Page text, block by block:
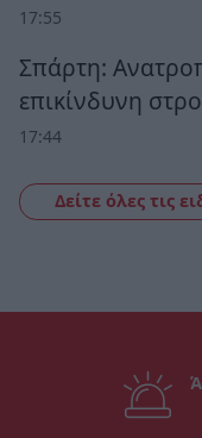
17:55
Σπάρτη:
επικίνδυνη
17:44
Δείτε όλες τις